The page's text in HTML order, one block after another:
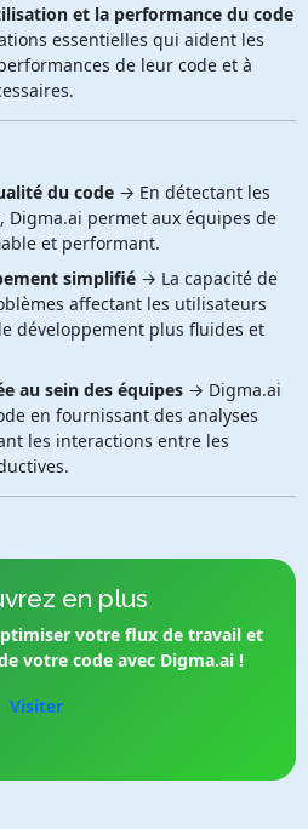
et la performance du code
essentielles qui aident les
de leur code et à
du code→ En détectant les
Digma.ai permet aux équipes de
et performant.
simplifié→ La capacité de
affectant les utilisateurs
développement plus fluides et
au sein des équipes→ Digma.ai
en fournissant des analyses
les interactions entre les
en plus
votre flux de travail et
votre code avec Digma.ai !
Visiter